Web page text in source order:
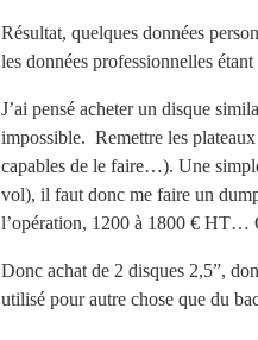
Résultat, quelques données
les données professionnelles
J’ai pensé acheter un disque
impossible. Remettre les plateaux
capables de le faire…). Une
vol), il faut donc me faire un
l’opération, 1200 à 1800 € HT…
Donc achat de 2 disques 2,5”,
utilisé pour autre chose que du